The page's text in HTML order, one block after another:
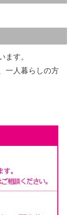
も切り欠き
です。
ます。
一人暮らしの方